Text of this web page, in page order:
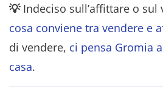
💡 Indeciso sull’affittare o sul
cosa conviene tra vendere e
di vendere, ci pensa Gromia
casa.